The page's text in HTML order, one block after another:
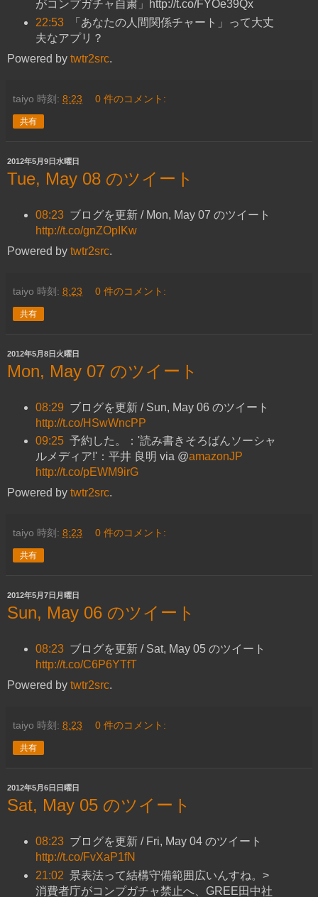
がコンプガチャ自粛」http://t.co/FYOe39Qx
22:53
「あなたの人間関係チャート」って大丈
夫なアプリ？
Powered by twtr2src.
taiyo 時刻: 8:23 0 件のコメント:
共有
2012年5月9日水曜日
Tue, May 08 のツイート
08:23 ブログを更新 / Mon, May 07 のツイート
http://t.co/gnZOpIKw
Powered by twtr2src.
taiyo 時刻: 8:23 0 件のコメント:
共有
2012年5月8日火曜日
Mon, May 07 のツイート
08:29 ブログを更新 / Sun, May 06 のツイート
http://t.co/HSwWncPP
09:25 予約した。：'読み書きそろばんソーシャ
ルメディア!'：平井 良明 via @amazonJP
http://t.co/pEWM9irG
Powered by twtr2src.
taiyo 時刻: 8:23 0 件のコメント:
共有
2012年5月7日月曜日
Sun, May 06 のツイート
08:23 ブログを更新 / Sat, May 05 のツイート
http://t.co/C6P6YTfT
Powered by twtr2src.
taiyo 時刻: 8:23 0 件のコメント:
共有
2012年5月6日日曜日
Sat, May 05 のツイート
08:23 ブログを更新 / Fri, May 04 のツイート
http://t.co/FvXaP1fN
21:02 景表法って結構守備範囲広いんすね。>
消費者庁がコンプガチャ禁止へ、GREE田中社